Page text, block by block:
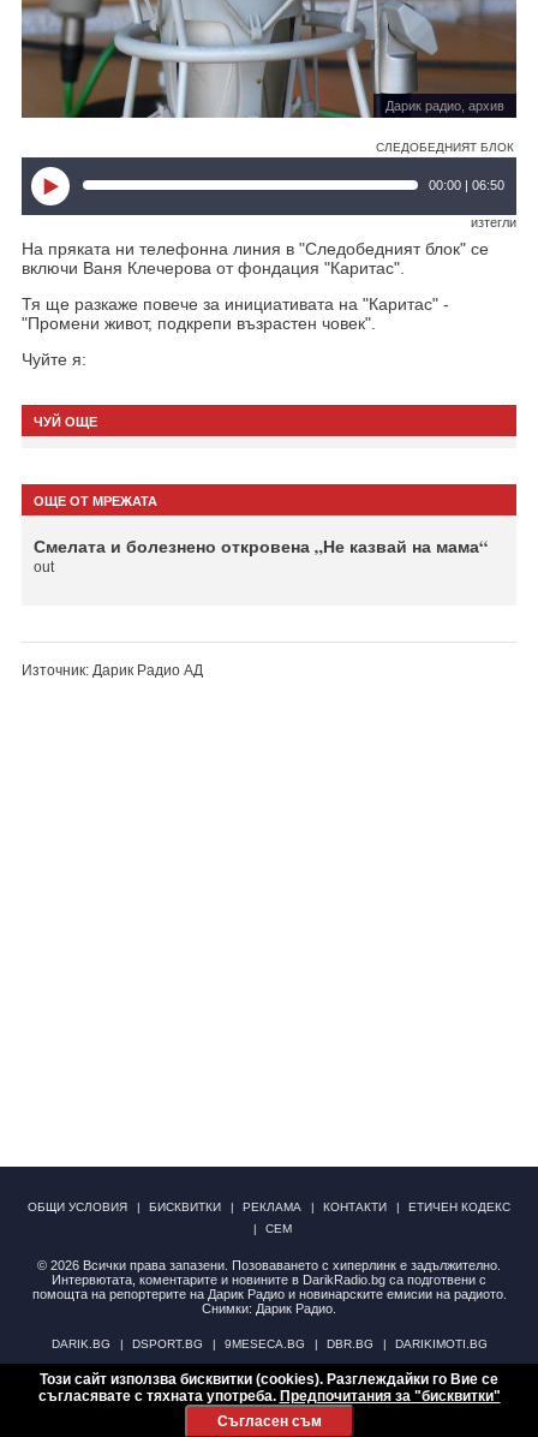
Дарик радио, архив
СЛЕДОБЕДНИЯТ БЛОК
00:00 | 06:50
изтегли
На пряката ни телефонна линия в "Следобедният блок" се
включи Ваня Клечерова от фондация "Каритас".
Тя ще разкаже повече за инициативата на "Каритас" -
"Промени живот, подкрепи възрастен човек".
Чуйте я:
ЧУЙ ОЩЕ
ОЩЕ ОТ МРЕЖАТА
Смелата и болезнено откровена „Не казвай на мама“
out
Източник: Дарик Радио АД
ОБЩИ УСЛОВИЯ БИСКВИТКИ РЕКЛАМА КОНТАКТИ
ЕТИЧЕН КОДЕКС
СЕМ
© 2026 Всички права запазени. Позоваването с хиперлинк е задължително.
Интервютата, коментарите и новините в DarikRadio.bg са подготвени с
помощта на репортерите на Дарик Радио и новинарските емисии на радиото.
Снимки: Дарик Радио.
DARIK.BG DSPORT.BG 9MESECA.BG DBR.BG DARIKIMOTI.BG
НОВИНИ АНКЕТИ
Този сайт използва бисквитки (cookies). Разглеждайки го Вие се
съгласявате с тяхната употреба. Предпочитания за "бисквитки"
Съгласен съм